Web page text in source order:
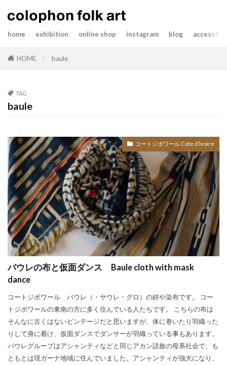
home exhibition online shop instagram blog
HOME baule
TAG
baule
コートジボワール Cote d’Ivoire
バウレの布と仮面ダンス Baule cloth with mask
dance
コートジボワール バウレ（・ヤウレ・グロ）の絣や染布です。 コー
トジボワールの東南の方に多く住んでいる人たちです。 こちらの布は
そんなに古くはないビンテージだと思いますが、体に巻いたり羽織った
りして身に着け、仮面ダンスでダンサーが羽織っている事もあります。
バウレグループはアシャンティなどと同じアカン語族の母系社会で、も
ともとは現ガーナ地域に住んでいました。アシャンティが強大になり、